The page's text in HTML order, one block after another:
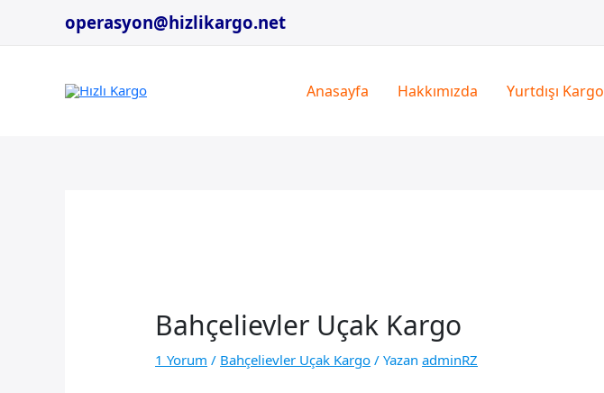
operasyon@hizlikargo.net
Anasayfa Hakkımızda Yurtdışı Kargo
Bahçelievler Uçak Kargo
1 Yorum / Bahçelievler Uçak Kargo / Yazan adminRZ